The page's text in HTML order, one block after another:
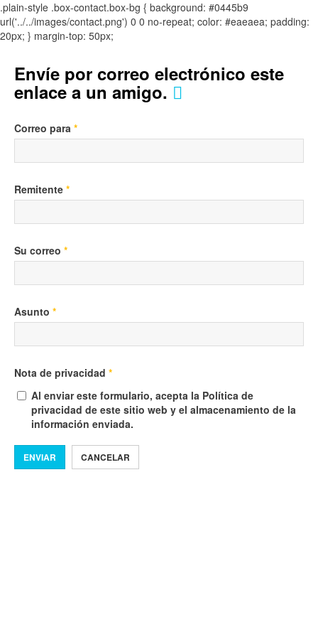
.plain-style .box-contact.box-bg { background: #0445b9
url('../../images/contact.png') 0 0 no-repeat; color: #eaeaea; padding:
20px; } margin-top: 50px;
Envíe por correo electrónico este
enlace a un amigo.
Correo para *
Remitente *
Su correo *
Asunto *
Nota de privacidad *
Al enviar este formulario, acepta la Política de
privacidad de este sitio web y el almacenamiento de la
información enviada.
ENVIAR CANCELAR